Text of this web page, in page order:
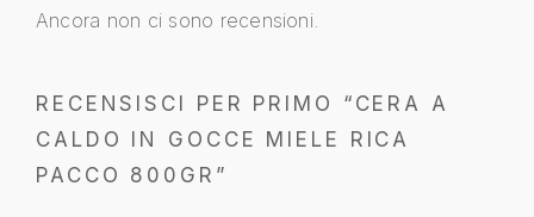
Ancora non ci sono recensioni.
RECENSISCI PER PRIMO “CERA A
CALDO IN GOCCE MIELE RICA
PACCO 800GR”